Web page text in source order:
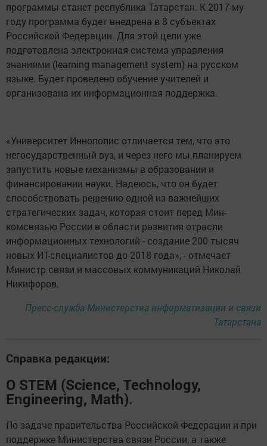
программы станет республика Татарстан. К 2017-му
году программа будет внедрена в 8 субъектах
Российской Федерации. Для этой цели уже
подготовлена электронная система управления
знаниями (learning management system) на русском
языке. Будет проведено об­учение учителей и
организована их информационная поддержка.
«Университет Иннополис отличается тем, что это
негосу­дарственный вуз, и через него мы планируем
запустить новые механизмы в образовании и
финансировании науки. Надеюсь, что он будет
способствовать решению одной из важнейших
стратегических задач, которая стоит перед Мин­
комсвязью России в области развития отрасли
информаци­онных технологий - создание 200 тысяч
новых ИТ-специа­листов до 2018 года», - отмечает
Министр связи и массовых коммуникаций Николай
Никифоров.
Пресс-служба Министерства информатизации и связи
Татарстана
Справка редакции:
О STEM (Science, Technology,
Engineering, Math).
По задаче правительства Российской Федерации и при
поддержке Министерства связи России, а также